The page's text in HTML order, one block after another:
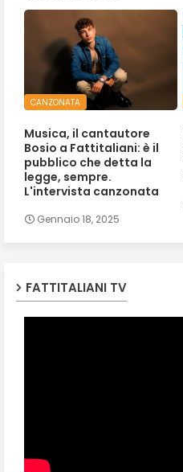
CANZONATA
Musica, il cantautore
Bosio a Fattitaliani: è il
pubblico che detta la
legge, sempre.
L'intervista canzonata
Gennaio 18, 2025
FATTITALIANI TV